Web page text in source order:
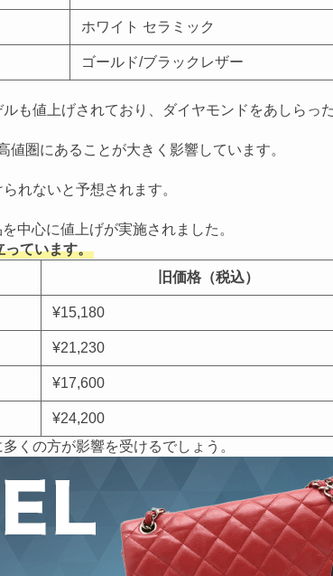
ホワイト セラミック
ゴールド/ブラックレザー
値上げされており、ダイヤモンドをあしらっ
圏にあることが大きく影響しています。
れないと予想されます。
中心に値上げが実施されました。
っています。
旧価格（税込）
¥15,180
¥21,230
¥17,600
¥24,200
くの方が影響を受けるでしょう。